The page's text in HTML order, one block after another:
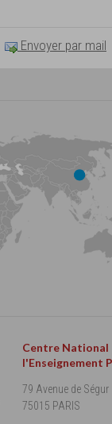
Envoyer par mail
Centre National
l'Enseignement
79 Avenue de Ségur
75015 PARIS